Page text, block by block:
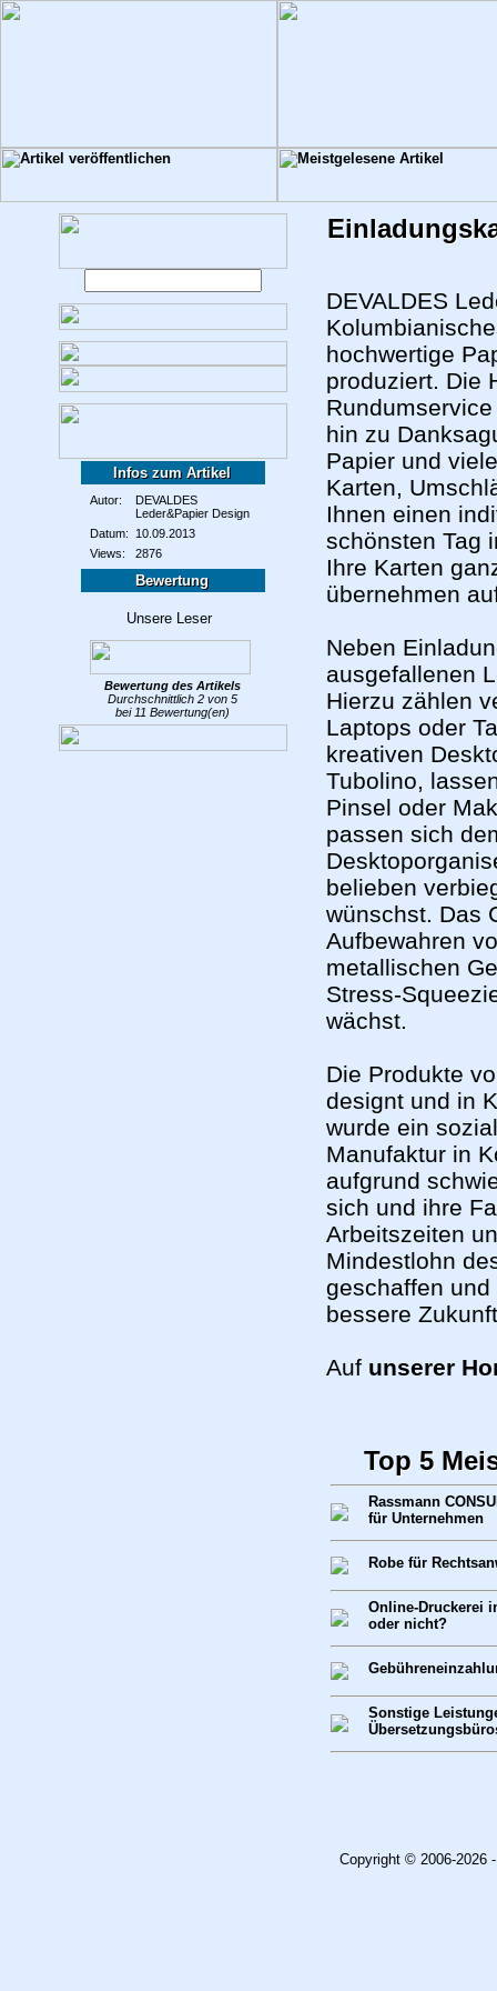
Infos zum Artikel
Autor:
DEVALDES
Leder&Papier Design
Datum:
10.09.2013
Views:
2876
Bewertung
Bewertung des Artikels
Durchschnittlich 2 von 5
bei 11 Bewertung(en)
DEVALDES
hochwertige
produziert. Die
hin zu
Papier und
Karten,
Ihnen einen
schönsten Tag
Ihre Karten
übernehmen
Neben
ausgefallenen
Hierzu zählen
Laptops oder
kreativen
Tubolino,
Pinsel oder
passen sich
belieben
wünschst. Das
Aufbewahren
metallischen
Stress-
wächst.
Die Produkte
designt und in
wurde ein
Manufaktur in
aufgrund
sich und ihre
Arbeitszeiten
Mindestlohn
geschaffen
bessere
Auf unserer
Top 5
Rassmann
für Unternehmen
Robe für
Online-Druckerei
oder nicht?
Sonstige
Copyright © 2006-